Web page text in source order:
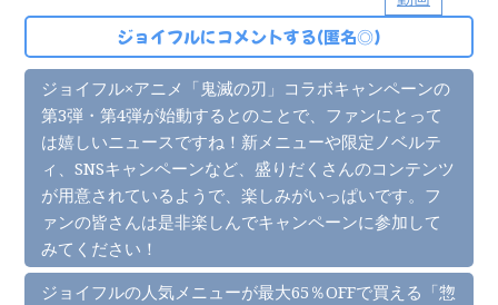
ジョイフルにコメントする(匿名◎)
ジョイフル×アニメ「鬼滅の刃」コラボキャンペーンの
第3弾・第4弾が始動するとのことで、ファンにとって
は嬉しいニュースですね！新メニューや限定ノベルテ
ィ、SNSキャンペーンなど、盛りだくさんのコンテンツ
が用意されているようで、楽しみがいっぱいです。フ
ァンの皆さんは是非楽しんでキャンペーンに参加して
みてください！
ジョイフルの人気メニューが最大65％OFFで買える「惣